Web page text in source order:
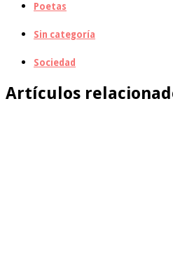
Poetas
Sin categoría
Sociedad
Artículos